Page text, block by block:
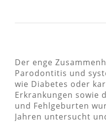
Der enge
Parodontitis und
wie Diabetes oder
Erkrankungen sowie
und Fehlgeburten
Jahren untersucht